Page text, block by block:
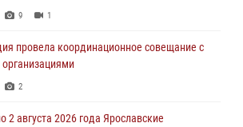
9 1
провела координационное совещание с
2
2 августа 2026 года Ярославские